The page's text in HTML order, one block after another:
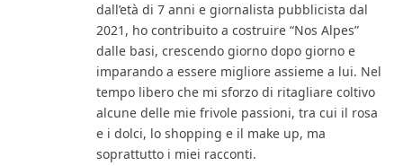
dall’età di 7 anni e giornalista pubblicista dal
2021, ho contribuito a costruire “Nos Alpes”
dalle basi, crescendo giorno dopo giorno e
imparando a essere migliore assieme a lui. Nel
tempo libero che mi sforzo di ritagliare coltivo
alcune delle mie frivole passioni, tra cui il rosa
e i dolci, lo shopping e il make up, ma
soprattutto i miei racconti.